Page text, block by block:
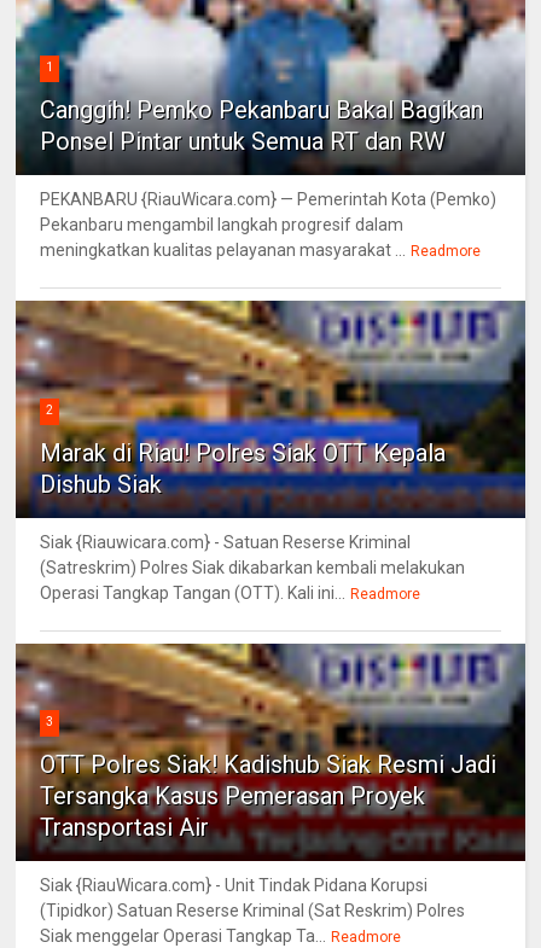
1
Canggih! Pemko Pekanbaru Bakal Bagikan
Ponsel Pintar untuk Semua RT dan RW
PEKANBARU {RiauWicara.com} — Pemerintah Kota (Pemko)
Pekanbaru mengambil langkah progresif dalam
meningkatkan kualitas pelayanan masyarakat ...
Readmore
2
Marak di Riau! Polres Siak OTT Kepala
Dishub Siak
Siak {Riauwicara.com} - Satuan Reserse Kriminal
(Satreskrim) Polres Siak dikabarkan kembali melakukan
Operasi Tangkap Tangan (OTT). Kali ini...
Readmore
3
OTT Polres Siak! Kadishub Siak Resmi Jadi
Tersangka Kasus Pemerasan Proyek
Transportasi Air
Siak {RiauWicara.com} - Unit Tindak Pidana Korupsi
(Tipidkor) Satuan Reserse Kriminal (Sat Reskrim) Polres
Siak menggelar Operasi Tangkap Ta...
Readmore